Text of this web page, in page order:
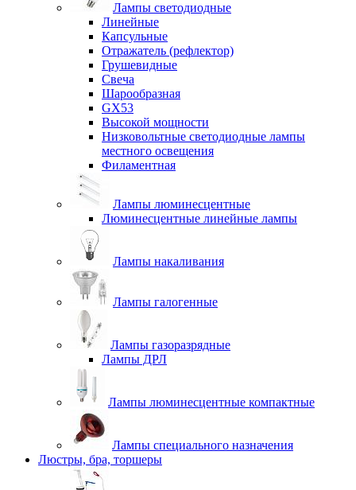
Лампы светодиодные
Линейные
Капсульные
Отражатель (рефлектор)
Грушевидные
Свеча
Шарообразная
GX53
Высокой мощности
Низковольтные светодиодные лампы
местного освещения
Филаментная
Лампы люминесцентные
Люминесцентные линейные лампы
Лампы накаливания
Лампы галогенные
Лампы газоразрядные
Лампы ДРЛ
Лампы люминесцентные компактные
Лампы специального назначения
Люстры, бра, торшеры